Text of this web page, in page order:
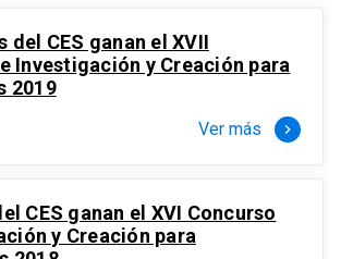
del CES ganan el XVII
Investigación y Creación para
2019
Ver más keyboard_arrow_right
CES ganan el XVI Concurso
y Creación para